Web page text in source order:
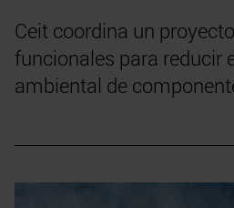
Ceit coordina un
funcionales para reducir
ambiental de